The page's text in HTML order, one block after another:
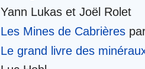
Yann Lukas et Joël Rolet
Les Mines de Cabrières
Le grand livre des